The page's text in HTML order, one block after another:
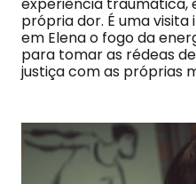
própria dor. É uma
em Elena o fogo da
para tomar as rédeas
justiça com as próprias